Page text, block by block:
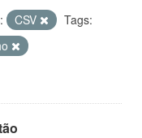
CSV
Tags: